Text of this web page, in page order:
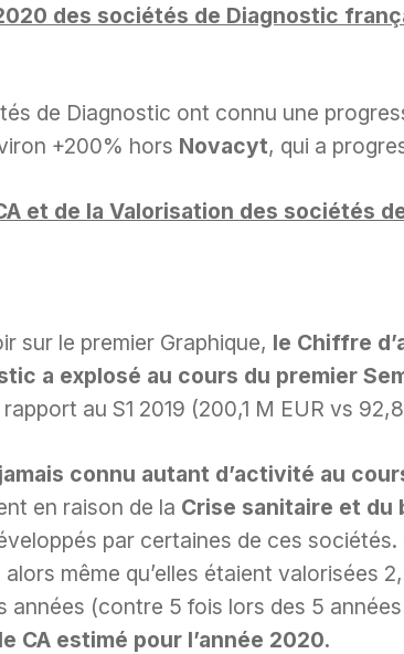
des sociétés de Diagnostic
de Diagnostic ont connu une
+200% hors Novacyt, qui a
et de la Valorisation des sociétés
sur le premier Graphique, le Chiffre
a explosé au cours du premier
au S1 2019 (200,1 M EUR vs
connu autant d’activité au
en raison de la Crise sanitaire et du
par certaines de ces
alors même qu’elles étaient valorisées
années (contre 5 fois lors des 5
CA estimé pour l’année 2020.